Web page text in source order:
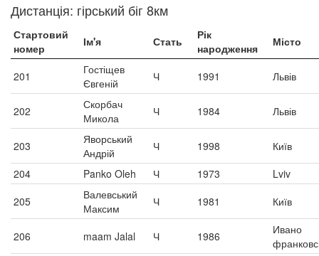
Дистанція: гірський біг 8км
Стартовий
номер
Ім'я Стать
Рік
народження
Місто
201
Гостіщев
Євгеній
Ч 1991 Львів
202
Скорбач
Микола
Ч 1984 Львів
203
Яворський
Андрій
Ч 1998
Київ
204
Panko Oleh Ч 1973
Lviv
205
Валевський
Максим
Ч 1981 Київ
206 maam Jalal Ч 1986
Ивано